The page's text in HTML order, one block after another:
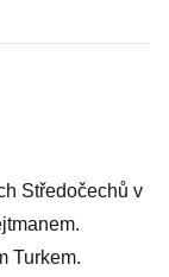
Středočechů v
Turkem.